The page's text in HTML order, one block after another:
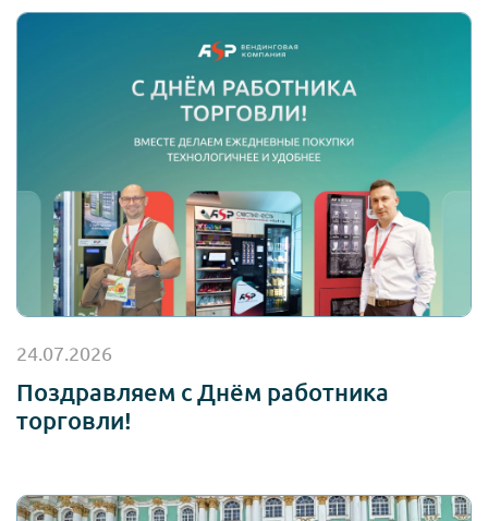
24.07.2026
Поздравляем с Днём работника
торговли!